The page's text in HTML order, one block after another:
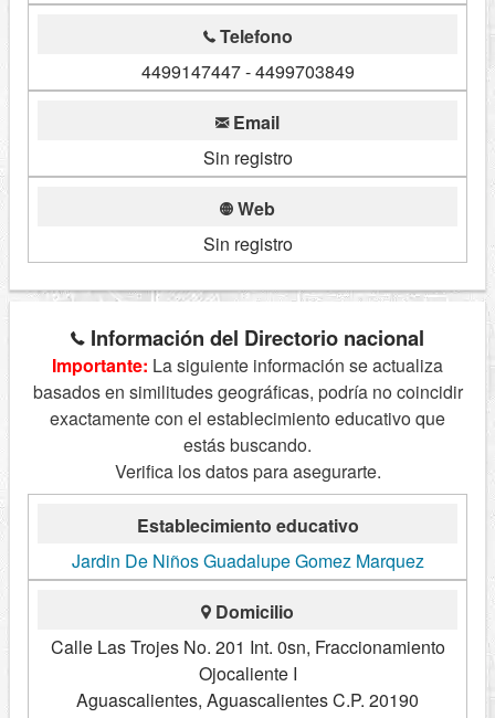
Telefono
4499147447 - 4499703849
Email
Sin registro
Web
Sin registro
Información del Directorio nacional
Importante: La siguiente información se actualiza
basados en similitudes geográficas, podría no coincidir
exactamente con el establecimiento educativo que
estás buscando.
Verifica los datos para asegurarte.
Establecimiento educativo
Jardin De Niños Guadalupe Gomez Marquez
Domicilio
Calle Las Trojes No. 201 Int. 0sn, Fraccionamiento
Ojocaliente I
Aguascalientes, Aguascalientes C.P. 20190